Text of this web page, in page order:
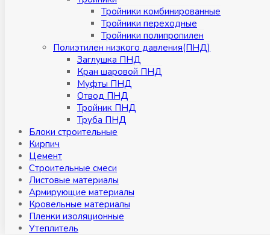
Тройники комбинированные
Тройники переходные
Тройники полипропилен
Полиэтилен низкого давления(ПНД)
Заглушка ПНД
Кран шаровой ПНД
Муфты ПНД
Отвод ПНД
Тройник ПНД
Труба ПНД
Блоки строительные
Кирпич
Цемент
Строительные смеси
Листовые материалы
Армирующие материалы
Кровельные материалы
Пленки изоляционные
Утеплитель